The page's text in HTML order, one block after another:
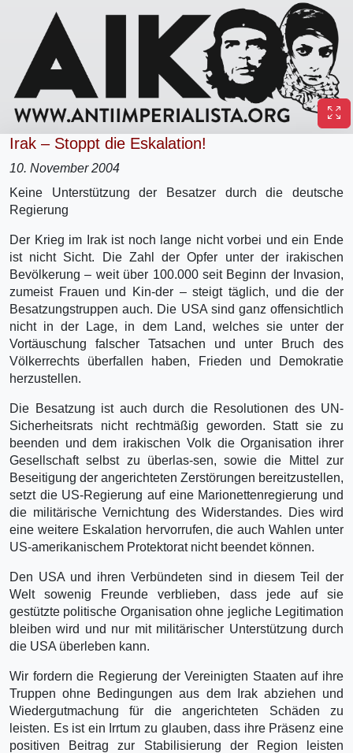
Irak – Stoppt die Eskalation!
10. November 2004
Keine Unterstützung der Besatzer durch die deutsche
Regierung
Der Krieg im Irak ist noch lange nicht vorbei und ein Ende
ist nicht Sicht. Die Zahl der Opfer unter der irakischen
Bevölkerung – weit über 100.000 seit Beginn der Invasion,
zumeist Frauen und Kin-der – steigt täglich, und die der
Besatzungstruppen auch. Die USA sind ganz offensichtlich
nicht in der Lage, in dem Land, welches sie unter der
Vortäuschung falscher Tatsachen und unter Bruch des
Völkerrechts überfallen haben, Frieden und Demokratie
herzustellen.
Die Besatzung ist auch durch die Resolutionen des UN-
Sicherheitsrats nicht rechtmäßig geworden. Statt sie zu
beenden und dem irakischen Volk die Organisation ihrer
Gesellschaft selbst zu überlas-sen, sowie die Mittel zur
Beseitigung der angerichteten Zerstörungen bereitzustellen,
setzt die US-Regierung auf eine Marionettenregierung und
die militärische Vernichtung des Widerstandes. Dies wird
eine weitere Eskalation hervorrufen, die auch Wahlen unter
US-amerikanischem Protektorat nicht beendet können.
Den USA und ihren Verbündeten sind in diesem Teil der
Welt sowenig Freunde verblieben, dass jede auf sie
gestützte politische Organisation ohne jegliche Legitimation
bleiben wird und nur mit militärischer Unterstützung durch
die USA überleben kann.
Wir fordern die Regierung der Vereinigten Staaten auf ihre
Truppen ohne Bedingungen aus dem Irak abziehen und
Wiedergutmachung für die angerichteten Schäden zu
leisten. Es ist ein Irrtum zu glauben, dass ihre Präsenz eine
positiven Beitrag zur Stabilisierung der Region leisten